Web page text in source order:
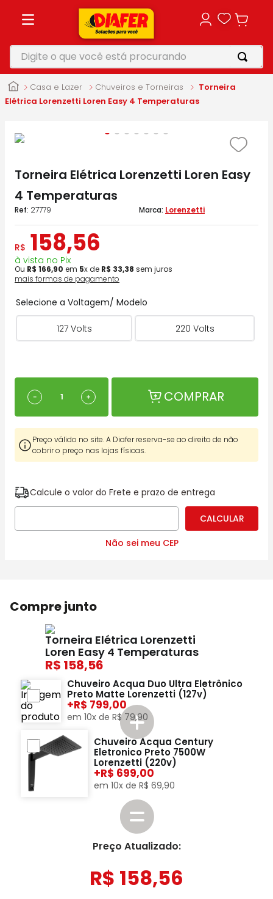
Digite o que você está procurando
Casa e Lazer Chuveiros e Torneiras
Torneira
Elétrica Lorenzetti Loren Easy 4 Temperaturas
Torneira Elétrica Lorenzetti Loren Easy
4 Temperaturas
: 27779 Lorenzetti
R$ 158,56
à vista no Pix
Ou R$ 166,90 em 5x de R$ 33,38 sem juros
mais formas de pagamento
Selecione a Voltagem/ Modelo
127 Volts 220 Volts
＋
－ COMPRAR
Preço válido no site. A Diafer reserva-se ao direito de não
cobrir o preço nas lojas físicas.
Calcule o valor do Frete e prazo de entrega
Não sei meu CEP
Compre junto
Torneira Elétrica Lorenzetti
Loren Easy 4 Temperaturas
158,56
Chuveiro Acqua Duo Ultra Eletrônico
Preto Matte Lorenzetti (127v)
+ 799,00
em 10x de R$ 79,90
Chuveiro Acqua Century
Eletronico Preto 7500W
Lorenzetti (220v)
+ 699,00
em 10x de R$ 69,90
Preço Atualizado:
R$ 158,56
1º
motosserra